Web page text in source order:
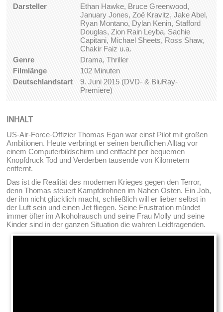
Darsteller
Ethan Hawke, Bruce Greenwood,
January Jones, Zoë Kravitz, Jake Abel,
Ryan Montano, Dylan Kenin, Stafford
Douglas, Zion Rain Leyba, Sachie
Capitani, Michael Sheets, Ross Shaw,
Chakir Faiz u.a.
Genre
Drama, Thriller
Filmlänge
102 Minuten
Deutschlandstart
9. Juni 2015 (DVD- & BluRay-
Premiere)
INHALT
US-Air-Force-Offizier Thomas Egan war einst Pilot mit großen
Ambitionen. Heute verbringt er seinen beruflichen Alltag vor
einem Computerbildschirm und entfacht per bequemen
Knopfdruck Tod und Verderben tausende von Kilometern
entfernt.
Das ist die Realität des modernen Krieges gegen den Terror,
denn Thomas steuert Kampfdrohnen im Nahen Osten. Ein Job,
der ihn nicht glücklich macht, schließlich will er lieber selbst in
der Luft sein und einen Jet fliegen. Seine Frustration mündet
immer öfter im Alkoholrausch und seine Frau Molly und seine
Kinder sind in der ganzen Situation die wahren Leidtragenden.